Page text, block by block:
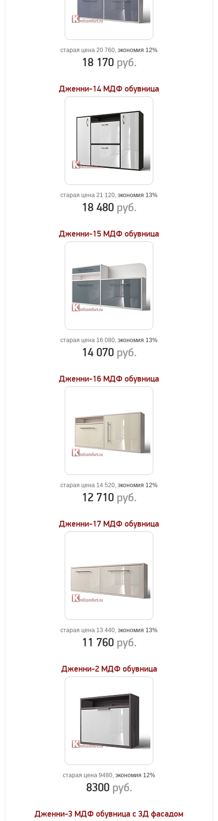
старая цена 20 760, экономия 12%
18 170 руб.
Дженни-14 МДФ обувница
старая цена 21 120, экономия 13%
18 480 руб.
Дженни-15 МДФ обувница
старая цена 16 080, экономия 13%
14 070 руб.
Дженни-16 МДФ обувница
старая цена 14 520, экономия 12%
12 710 руб.
Дженни-17 МДФ обувница
старая цена 13 440, экономия 13%
11 760 руб.
Дженни-2 МДФ обувница
старая цена 9480, экономия 12%
8300 руб.
Дженни-3 МДФ обувница с 3Д фасадом